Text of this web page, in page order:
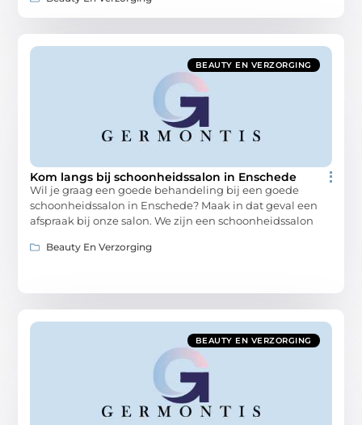
BEAUTY EN VERZORGING
Kom langs bij schoonheidssalon in Enschede
Wil je graag een goede behandeling bij een goede
schoonheidssalon in Enschede? Maak in dat geval een
afspraak bij onze salon. We zijn een schoonheidssalon
Beauty En Verzorging
BEAUTY EN VERZORGING